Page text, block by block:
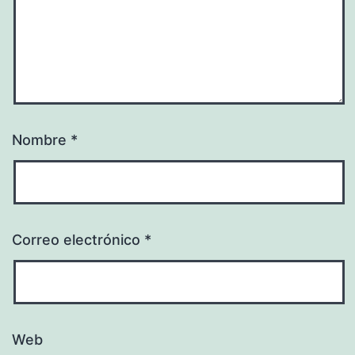
Nombre *
Correo electrónico *
Web